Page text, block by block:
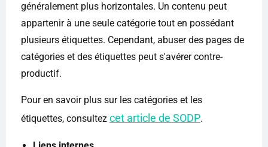
généralement plus horizontales. Un contenu peut
appartenir à une seule catégorie tout en possédant
plusieurs étiquettes. Cependant, abuser des pages de
catégories et des étiquettes peut s'avérer contre-
productif.
Pour en savoir plus sur les catégories et les
étiquettes, consultez cet article de SODP.